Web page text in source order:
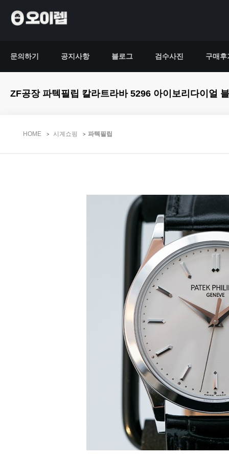
문의하기 공지사항 블로그 검수사진 구매후
ZF공장 파텍필립 칼라트라바 5296 아이보리다이
HOME 시계쇼핑 파텍필립